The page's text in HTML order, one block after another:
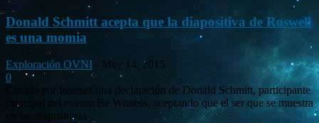
Donald Schmitt acepta que la diapositiva de Roswell
es una momia
Exploración OVNI - May 14, 2015
0
Circula por internet una declaración de Donald Schmitt, participante
principal del evento Be Witness, aceptando que el ser que se muestra
en las diapositivas...